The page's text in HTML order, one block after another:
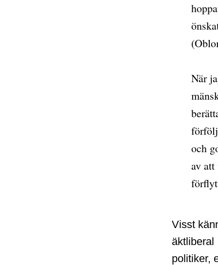
När
och
av att
Visst
äktliberal
politiker,